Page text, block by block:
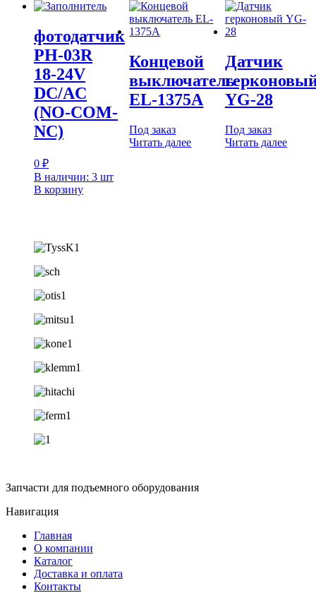
фотодатчик
PH-03R
18-24V
DC/AC
(NO-COM-
NC)
0 ₽
В наличии: 3 шт
В корзину
Концевой
выключатель
EL-1375A
Под заказ
Читать далее
Датчик
YG-28
Под заказ
Читать далее
Запчасти для подъемного оборудования
Навигация
Главная
О компании
Каталог
Доставка и оплата
Контакты